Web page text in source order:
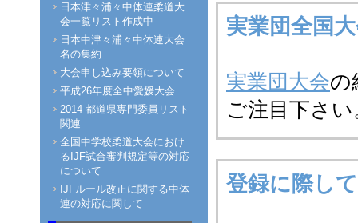
実業団全国
実業団大会の
ご注目下さい
登録に際して
日本津々浦々中体連柔道大
会一覧リスト作成中
日本中津々浦々中体連大会
名の集約
大会申し込み要領について
平成26年度全中愛媛大会
2014 都道県専門委員リスト
関連
全国中学校柔道大会におけ
るIJF試合審判規定等の対応
について
IJFルール改正に関する中体
連の対応に関して